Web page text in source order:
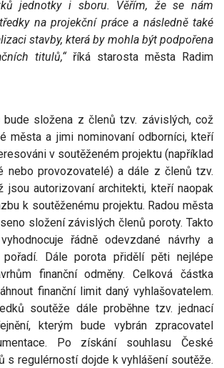
jednotky i sboru. Věřím, že se nám
na projekční práce a následně také
stavby, která by mohla být podpořena
titulů,“říká starosta města Radim
bude složena z členů tzv. závislých, což
města a jimi nominovaní odborníci, kteří
v soutěženém projektu (například
nebo provozovatelé) a dále z členů tzv.
jsou autorizovaní architekti, kteří naopak
k soutěženému projektu. Radou města
složení závislých členů poroty. Takto
řádně odevzdané návrhy a
pořadí. Dále porota přidělí pěti nejlépe
finanční odměny. Celková částka
finanční limit daný vyhlašovatelem.
soutěže dále proběhne tzv. jednací
kterým bude vybrán zpracovatel
Po získání souhlasu České
s regulérností dojde k vyhlášení soutěže.